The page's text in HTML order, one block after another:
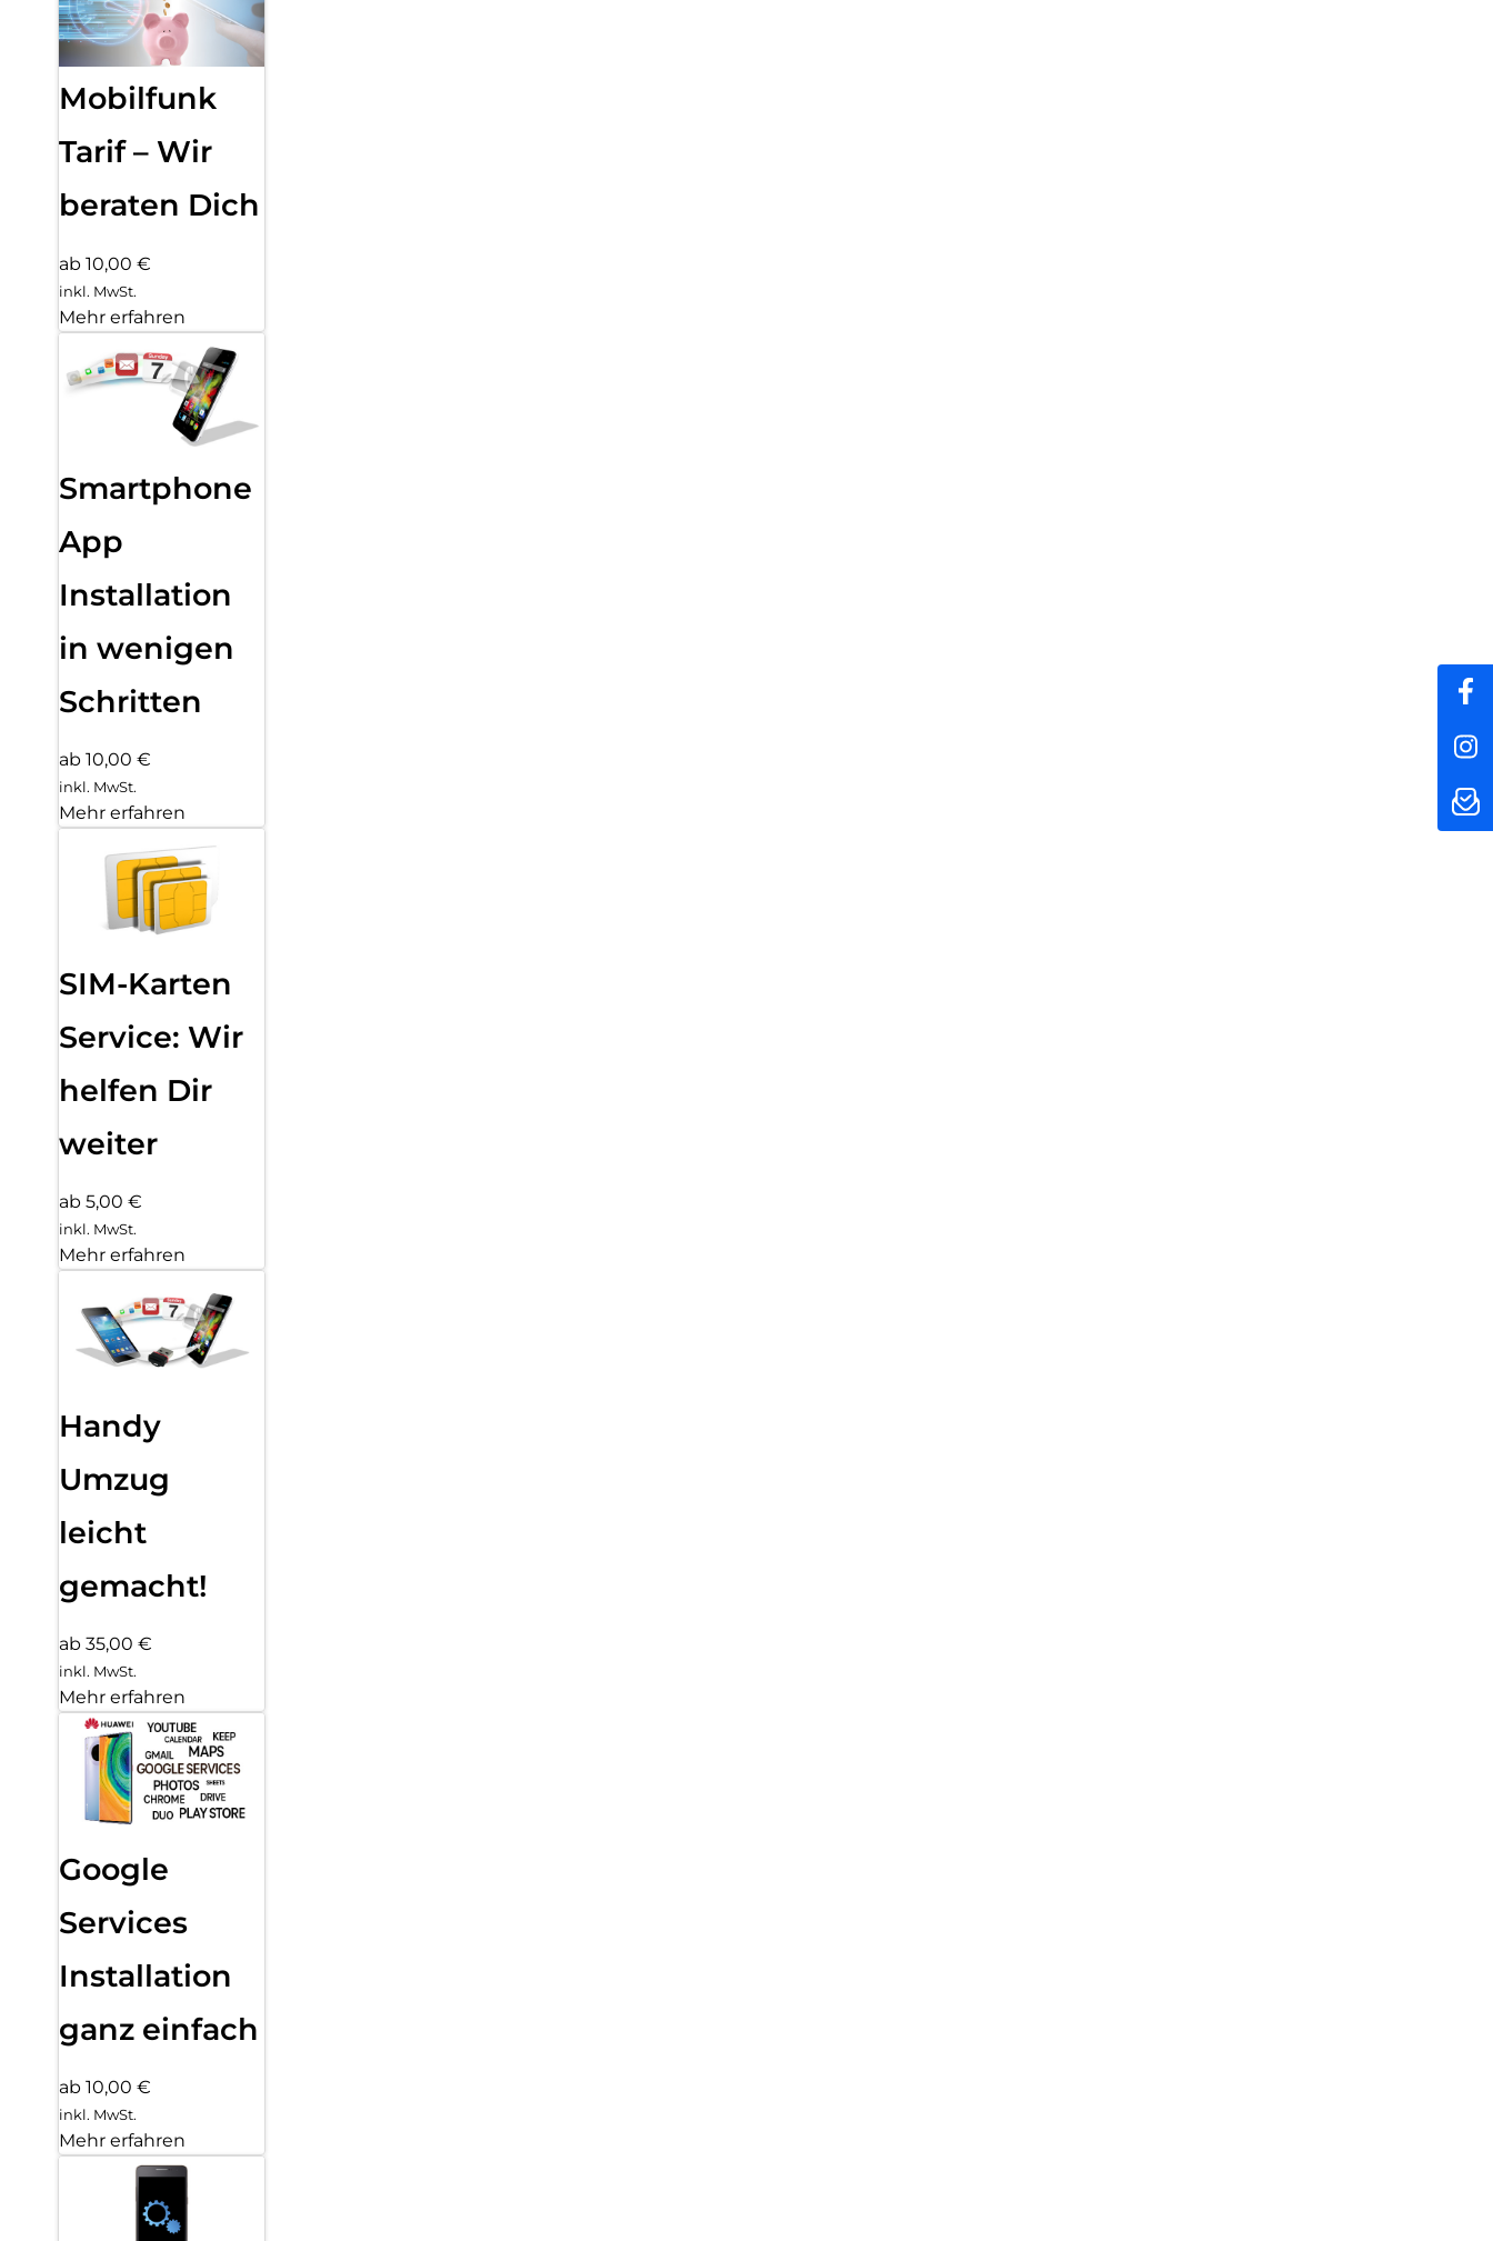
Mobilfunk
Tarif – Wir
beraten Dich
ab 10,00 €
inkl. MwSt.
Mehr erfahren
Smartphone
App
Installation
in wenigen
Schritten
ab 10,00 €
inkl. MwSt.
Mehr erfahren
SIM-Karten
Service: Wir
helfen Dir
weiter
ab 5,00 €
inkl. MwSt.
Mehr erfahren
Handy
Umzug
leicht
gemacht!
ab 35,00 €
inkl. MwSt.
Mehr erfahren
Google
Services
Installation
ganz einfach
ab 10,00 €
inkl. MwSt.
Mehr erfahren